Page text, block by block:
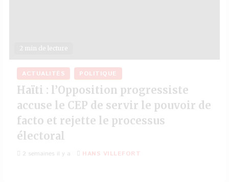
2 min de lecture
ACTUALITÉS POLITIQUE
Haïti : l’Opposition progressiste
accuse le CEP de servir le pouvoir de
facto et rejette le processus
électoral
2 semaines il y a HANS VILLEFORT